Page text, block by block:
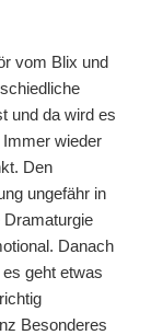
vom Blix und
und da wird es
wieder
Den
ungefähr in
Danach
geht etwas
Besonderes